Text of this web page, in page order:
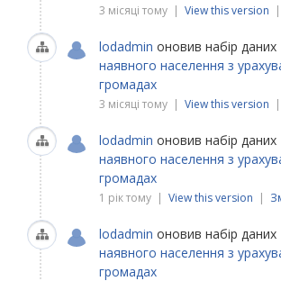
3 місяці тому | View this version |
lodadmin оновив набір даних
наявного населення з
громадах
3 місяці тому | View this version |
lodadmin оновив набір даних
наявного населення з
громадах
1 рік тому | View this version |
lodadmin оновив набір даних
наявного населення з
громадах